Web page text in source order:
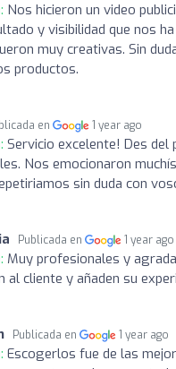
Nos hicieron un video
y visibilidad que nos
muy creativas. Sin
productos.
en 1 year ago
Servicio excelente! Des
Nos emocionaron
sin duda con
Publicada en 1 year ago
Muy profesionales y
al cliente y añaden su
Publicada en 1 year ago
Escogerlos fue de las